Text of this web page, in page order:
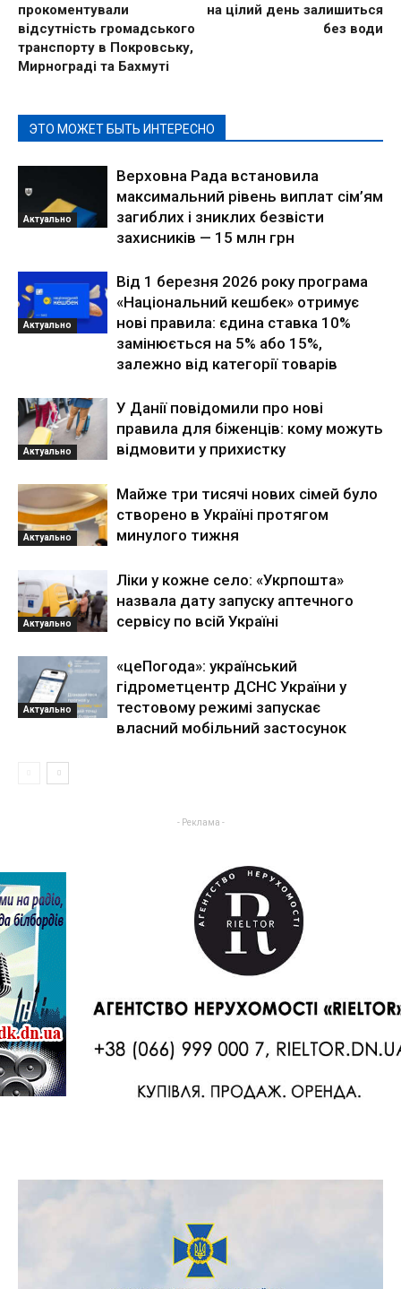
прокоментували
відсутність громадського
транспорту в Покровську,
Мирнограді та Бахмуті
на цілий день залишиться
без води
ЭТО МОЖЕТ БЫТЬ ИНТЕРЕСНО
Актуально
Верховна Рада встановила
максимальний рівень виплат сім’ям
загиблих і зниклих безвісти
захисників — 15 млн грн
Актуально
Від 1 березня 2026 року програма
«Національний кешбек» отримує
нові правила: єдина ставка 10%
замінюється на 5% або 15%,
залежно від категорії товарів
Актуально
У Данії повідомили про нові
правила для біженців: кому можуть
відмовити у прихистку
Актуально
Майже три тисячі нових сімей було
створено в Україні протягом
минулого тижня
Актуально
Ліки у кожне село: «Укрпошта»
назвала дату запуску аптечного
сервісу по всій Україні
Актуально
«цеПогода»: український
гідрометцентр ДСНС України у
тестовому режимі запускає
власний мобільний застосунок
- Реклама -